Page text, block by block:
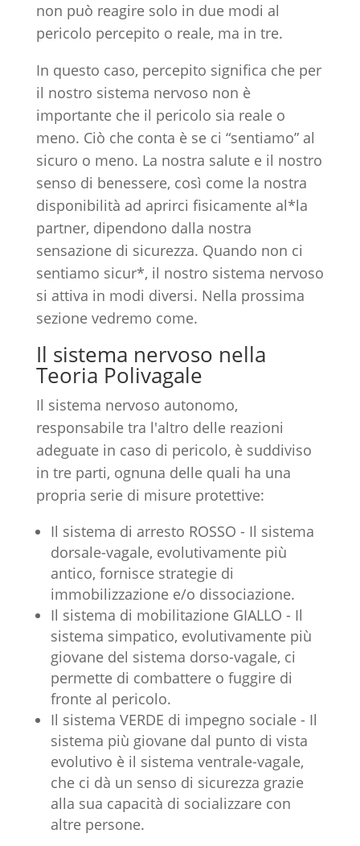
non può reagire solo in due modi al
pericolo percepito o reale, ma in tre.
In questo caso, percepito significa che per
il nostro sistema nervoso non è
importante che il pericolo sia reale o
meno. Ciò che conta è se ci “sentiamo” al
sicuro o meno. La nostra salute e il nostro
senso di benessere, così come la nostra
disponibilità ad aprirci fisicamente al*la
partner, dipendono dalla nostra
sensazione di sicurezza. Quando non ci
sentiamo sicur*, il nostro sistema nervoso
si attiva in modi diversi. Nella prossima
sezione vedremo come.
Il sistema nervoso nella
Teoria Polivagale
Il sistema nervoso autonomo,
responsabile tra l'altro delle reazioni
adeguate in caso di pericolo, è suddiviso
in tre parti, ognuna delle quali ha una
propria serie di misure protettive:
Il sistema di arresto ROSSO - Il sistema
dorsale-vagale, evolutivamente più
antico, fornisce strategie di
immobilizzazione e/o dissociazione.
Il sistema di mobilitazione GIALLO - Il
sistema simpatico, evolutivamente più
giovane del sistema dorso-vagale, ci
permette di combattere o fuggire di
fronte al pericolo.
Il sistema VERDE di impegno sociale - Il
sistema più giovane dal punto di vista
evolutivo è il sistema ventrale-vagale,
che ci dà un senso di sicurezza grazie
alla sua capacità di socializzare con
altre persone.